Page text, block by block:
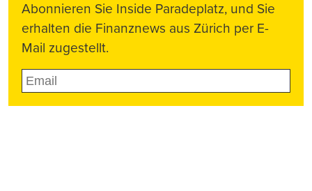
Abonnieren Sie Inside Paradeplatz, und Sie
erhalten die Finanznews aus Zürich per E-
Mail zugestellt.